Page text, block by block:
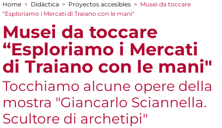
You are here
Home > Didáctica > Proyectos accesibles > Musei da toccare
“Esploriamo i Mercati di Traiano con le mani"
Musei da toccare
“Esploriamo i Mercati
di Traiano con le mani"
Tocchiamo alcune opere della
mostra "Giancarlo Sciannella.
Scultore di archetipi"